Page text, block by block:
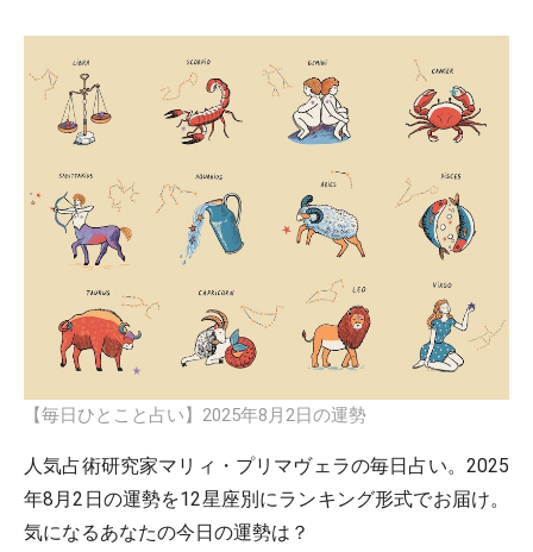
【毎日ひとこと占い】2025年8月2日の運勢
人気占術研究家マリィ・プリマヴェラの毎日占い。2025
年8月2日の運勢を12星座別にランキング形式でお届け。
気になるあなたの今日の運勢は？